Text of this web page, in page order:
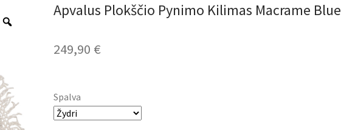
Apvalus Plokščio Pynimo Kilimas Macrame Blue
249,90 €
Spalva